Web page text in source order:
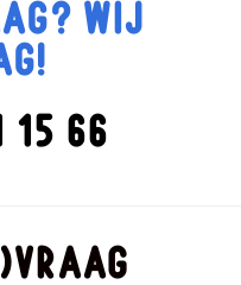
WIJ
15 66